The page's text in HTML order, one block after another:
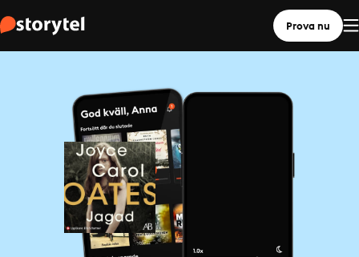
Prova nu